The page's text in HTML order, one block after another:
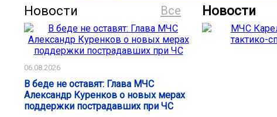
Все
Новости
06.08.2026
В беде не оставят: Глава МЧС
Александр Куренков о новых мерах
поддержки пострадавших при ЧС
Новости